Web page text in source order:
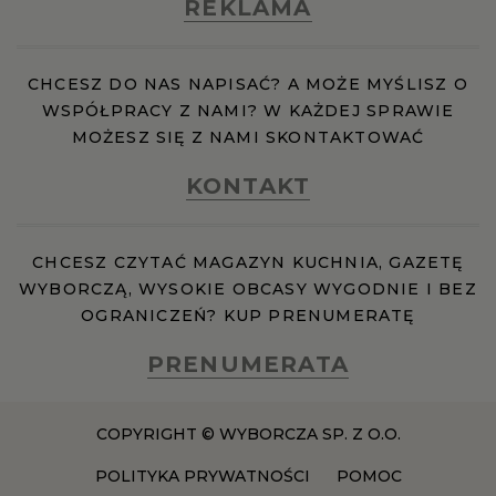
SOSNOWIEC
SZCZECIN
TORUŃ
TRÓJMIASTO
REKLAMA
CHCESZ DO NAS NAPISAĆ? A MOŻE MYŚLISZ O
WSPÓŁPRACY Z NAMI? W KAŻDEJ SPRAWIE
MOŻESZ SIĘ Z NAMI SKONTAKTOWAĆ
KONTAKT
CHCESZ CZYTAĆ MAGAZYN KUCHNIA, GAZETĘ
WYBORCZĄ, WYSOKIE OBCASY WYGODNIE I BEZ
OGRANICZEŃ? KUP PRENUMERATĘ
PRENUMERATA
COPYRIGHT © WYBORCZA SP. Z O.O.
POLITYKA PRYWATNOŚCI POMOC